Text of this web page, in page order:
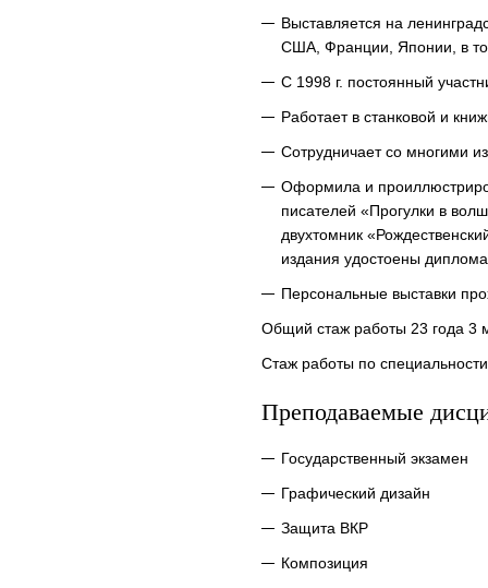
Выставляется на
США, Франции, Японии, в
С 1998 г. постоянный
Работает в станковой и
Сотрудничает со многими
Оформила и
писателей «Прогулки в
двухтомник
издания удостоены
Персональные выставки
Общий стаж работы 23 года 3
Стаж работы по
Преподаваемые
Государственный экзамен
Графический дизайн
Защита ВКР
Композиция